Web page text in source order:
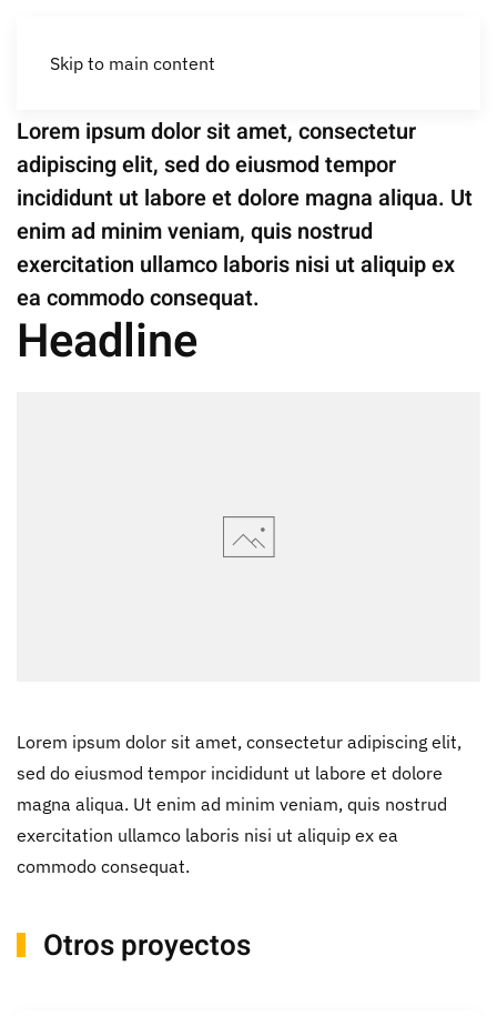
Skip to main content
Obra nueva Can Cactus
Lorem ipsum dolor sit amet, consectetur
adipiscing elit, sed do eiusmod tempor
incididunt ut labore et dolore magna aliqua. Ut
enim ad minim veniam, quis nostrud
exercitation ullamco laboris nisi ut aliquip ex
ea commodo consequat.
Headline
Lorem ipsum dolor sit amet, consectetur adipiscing elit,
sed do eiusmod tempor incididunt ut labore et dolore
magna aliqua. Ut enim ad minim veniam, quis nostrud
exercitation ullamco laboris nisi ut aliquip ex ea
commodo consequat.
Otros proyectos